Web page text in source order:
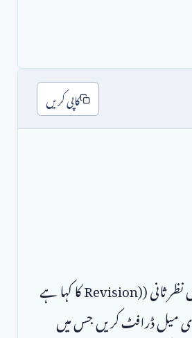
کاپی کریں
ثانی (Revision)